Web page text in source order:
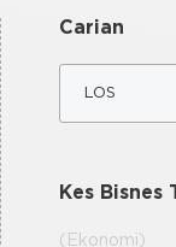
Carian
Kes Bisnes
(Ekonomi)